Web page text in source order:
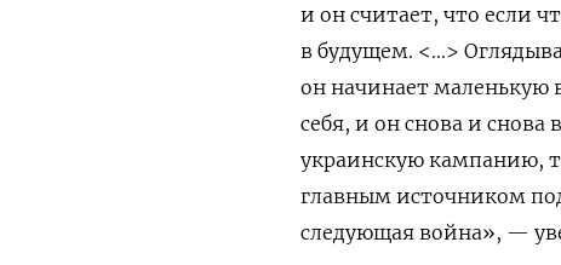
и он считает, что если
в будущем. <…>
он начинает маленькую
себя, и он снова и
украинскую кампанию,
главным источником
следующая война», —